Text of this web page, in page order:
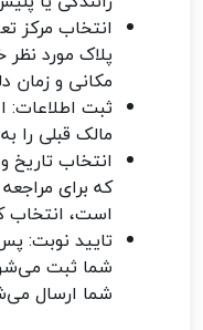
انتخاب مرکز
پلاک مورد
مکانی و زمان
ثبت اطلاعات:
مالک قبلی را
انتخاب
که برای
است، انتخاب
تایید نوبت:
شما ثبت
شما ارسال